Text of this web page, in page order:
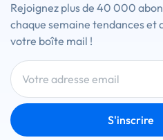
Rejoignez plus de 40 000
chaque semaine tendances et
votre boîte mail !
S'inscrire